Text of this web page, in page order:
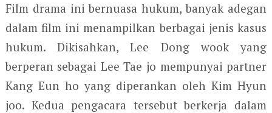
Film drama ini bernuasa hukum, banyak adegan
dalam film ini menampilkan berbagai jenis kasus
hukum. Dikisahkan, Lee Dong wook yang
berperan sebagai Lee Tae jo mempunyai partner
Kang Eun ho yang diperankan oleh Kim Hyun
joo. Kedua pengacara tersebut berkerja dalam